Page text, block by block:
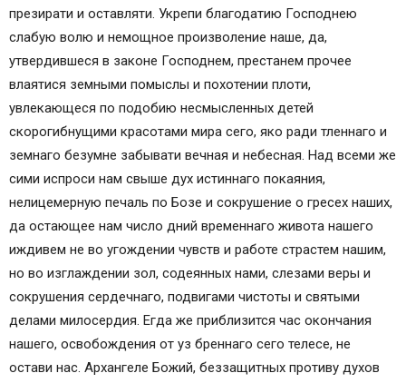
презирати и оставляти. Укрепи благодатию Господнею
слабую волю и немощное произволение наше, да,
утвердившеся в законе Господнем, престанем прочее
влаятися земными помыслы и похотении плоти,
увлекающеся по подобию несмысленных детей
скорогибнущими красотами мира сего, яко ради тленнаго и
земнаго безумне забывати вечная и небесная. Над всеми же
сими испроси нам свыше дух истиннаго покаяния,
нелицемерную печаль по Бозе и сокрушение о гресех наших,
да остающее нам число дний временнаго живота нашего
иждивем не во угождении чувств и работе страстем нашим,
но во изглаждении зол, содеянных нами, слезами веры и
сокрушения сердечнаго, подвигами чистоты и святыми
делами милосердия. Егда же приблизится час окончания
нашего, освобождения от уз бреннаго сего телесе, не
остави нас. Архангеле Божий, беззащитных противу духов